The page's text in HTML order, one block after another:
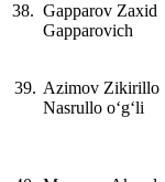
38. Gapparov Zaxid
Gapparovich
39. Azimov Zikirillo
Nasrullo o‘g‘li